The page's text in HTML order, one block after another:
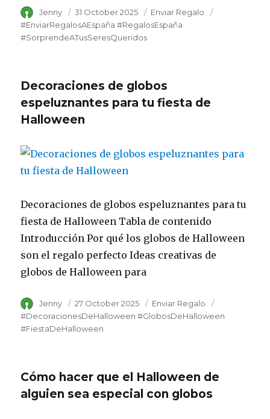
Author
Jenny
Posted
on
31 October 2025 Category
Enviar Regalo
#EnviarRegalosAEspaña #RegalosEspaña
#SorprendeATusSeresQueridos
Decoraciones de globos
espeluznantes para tu fiesta de
Halloween
Decoraciones de globos espeluznantes para tu
fiesta de Halloween Tabla de contenido
Introducción Por qué los globos de Halloween
son el regalo perfecto Ideas creativas de
globos de Halloween para
Author
Jenny
Posted
on
27 October 2025 Category
Enviar Regalo
#DecoracionesDeHalloween #GlobosDeHalloween
#FiestaDeHalloween
Cómo hacer que el Halloween de
alguien sea especial con globos